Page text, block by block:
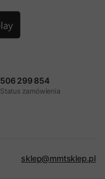
506 299 854
Status zamówienia
sklep@mmtsklep.pl